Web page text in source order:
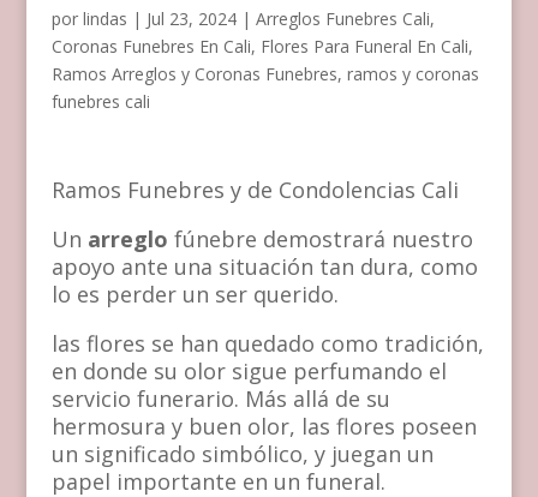
por lindas | Jul 23, 2024| Arreglos Funebres Cali,
Coronas Funebres En Cali, Flores Para Funeral En Cali,
Ramos Arreglos y Coronas Funebres, ramos y coronas
funebres cali
Ramos Funebres y de Condolencias Cali
Un arreglo fúnebre demostrará nuestro
apoyo ante una situación tan dura, como
lo es perder un ser querido.
las flores se han quedado como tradición,
en donde su olor sigue perfumando el
servicio funerario. Más allá de su
hermosura y buen olor, las flores poseen
un significado simbólico, y juegan un
papel importante en un funeral.